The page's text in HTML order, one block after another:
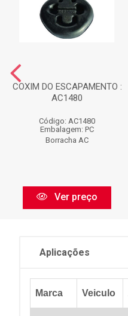
COXIM DO ESCAPAMENTO :
AC1480
Código: AC1480
Embalagem: PC
Borracha AC
Ver preço
Aplicações
Marca Veiculo